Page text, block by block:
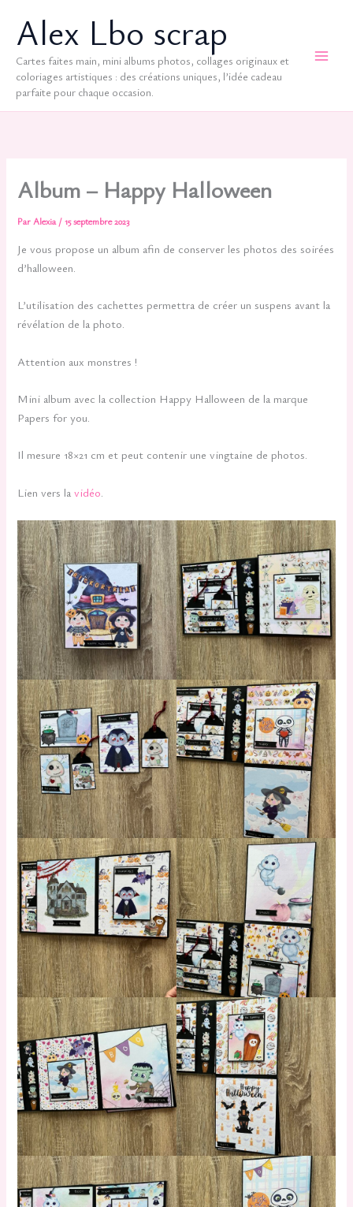
contenuAlex Lbo scrap
Cartes faites main, mini albums photos, collages originaux et
coloriages artistiques : des créations uniques, l’idée cadeau
parfaite pour chaque occasion.
Album – Happy Halloween
ParAlexia /15 septembre 2023
Je vous propose un album afin de conserver les photos des soirées
d’halloween.
L’utilisation des cachettes permettra de créer un suspens avant la
révélation de la photo.
Attention aux monstres !
Mini album avec la collection Happy Halloween de la marque
Papers for you.
Il mesure 18×21 cm et peut contenir une vingtaine de photos.
Lien vers lavidéo